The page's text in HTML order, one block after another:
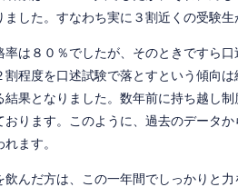
した。すなわち実に３割近くの受験
率は８０％でしたが、そのときですら
割程度を口述試験で落とすという傾向
結果となりました。数年前に持ち越し
おります。このように、過去のデータ
ます。
んだ方は、この一年間でしっかりと